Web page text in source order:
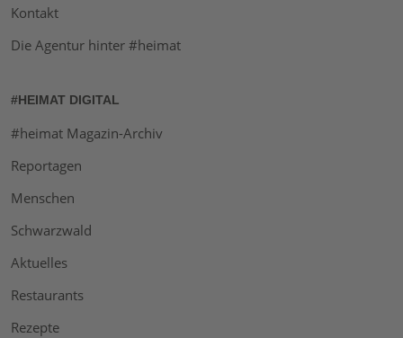
Kontakt
Die Agentur hinter #heimat
#HEIMAT DIGITAL
#heimat Magazin-Archiv
Reportagen
Menschen
Schwarzwald
Aktuelles
Restaurants
Rezepte